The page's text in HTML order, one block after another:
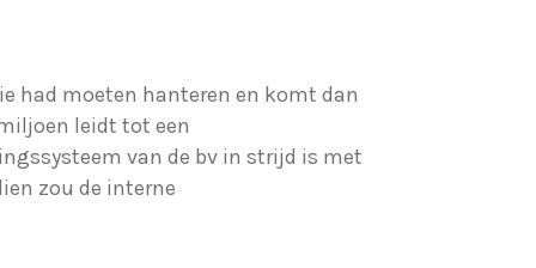
had moeten hanteren en komt dan
leidt tot een
van de bv in strijd is met
zou de interne